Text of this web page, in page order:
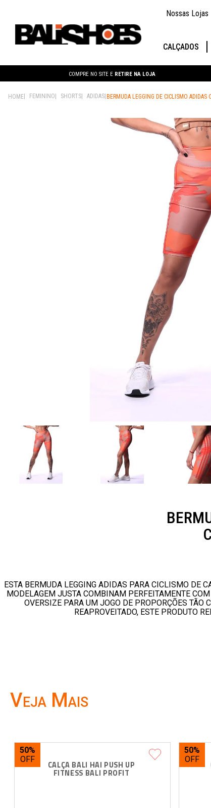
Nossas Lojas
CALÇADOS
COMPRE NO SITE E RETIRE NA LOJA
FEMININO SHORTS ADIDAS BERMUDA LEGGING DE CICLISMO ADIDAS
ESTA BERMUDA LEGGING ADIDAS PARA CICLISMO DE
MODELAGEM JUSTA COMBINAM PERFEITAMENTE
OVERSIZE PARA UM JOGO DE PROPORÇÕES TÃO
REAPROVEITADO, ESTE PRODUTO
Veja Mais
CALÇA BALI HAI PUSH UP
FITNESS BALI PROFIT
50% 50%